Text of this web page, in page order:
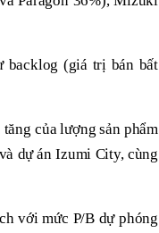
backlog (giá trị bán bất
của lượng sản phẩm
dự án Izumi City, cùng
với mức P/B dự phóng